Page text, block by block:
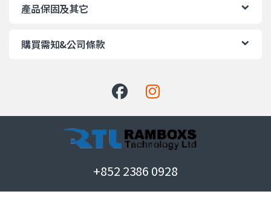
產品保固及其它
購買需知&公司條款
+852 2386 0928